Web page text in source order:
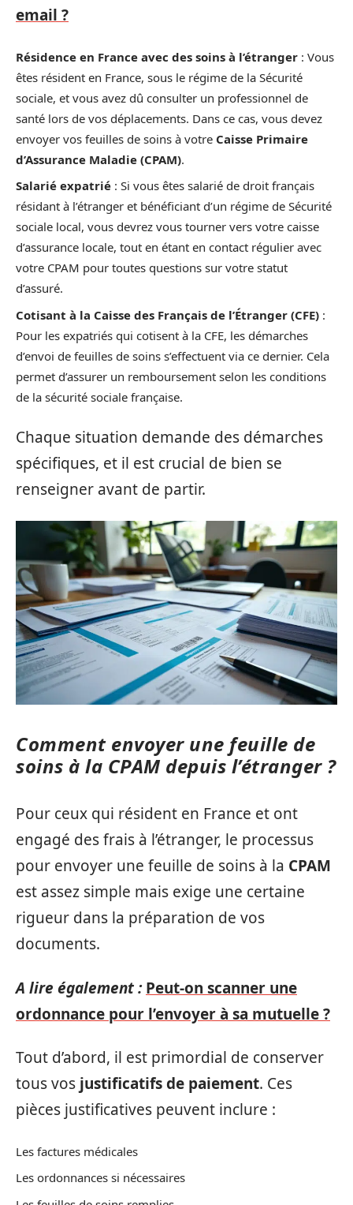
email ?
Résidence en France avec des soins à l’étranger : Vous
êtes résident en France, sous le régime de la Sécurité
sociale, et vous avez dû consulter un professionnel de
santé lors de vos déplacements. Dans ce cas, vous devez
envoyer vos feuilles de soins à votre Caisse Primaire
d’Assurance Maladie (CPAM).
Salarié expatrié : Si vous êtes salarié de droit français
résidant à l’étranger et bénéficiant d’un régime de Sécurité
sociale local, vous devrez vous tourner vers votre caisse
d’assurance locale, tout en étant en contact régulier avec
votre CPAM pour toutes questions sur votre statut
d’assuré.
Cotisant à la Caisse des Français de l’Étranger (CFE) :
Pour les expatriés qui cotisent à la CFE, les démarches
d’envoi de feuilles de soins s’effectuent via ce dernier. Cela
permet d’assurer un remboursement selon les conditions
de la sécurité sociale française.
Chaque situation demande des démarches
spécifiques, et il est crucial de bien se
renseigner avant de partir.
Comment envoyer une feuille de
soins à la CPAM depuis l’étranger ?
Pour ceux qui résident en France et ont
engagé des frais à l’étranger, le processus
pour envoyer une feuille de soins à la CPAM
est assez simple mais exige une certaine
rigueur dans la préparation de vos
documents.
A lire également : Peut-on scanner une
ordonnance pour l’envoyer à sa mutuelle ?
Tout d’abord, il est primordial de conserver
tous vos justificatifs de paiement. Ces
pièces justificatives peuvent inclure :
Les factures médicales
Les ordonnances si nécessaires